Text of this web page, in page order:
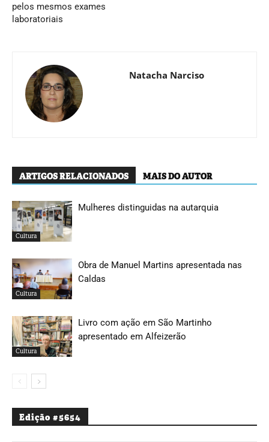
pelos mesmos exames
laboratoriais
Natacha Narciso
ARTIGOS RELACIONADOS MAIS DO AUTOR
Cultura
Mulheres distinguidas na autarquia
Cultura
Obra de Manuel Martins apresentada nas
Caldas
Cultura
Livro com ação em São Martinho
apresentado em Alfeizerão
Edição #5654